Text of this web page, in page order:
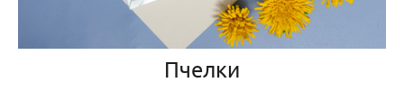
Пчелки